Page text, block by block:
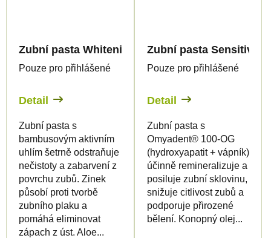
Zubní pasta Whitening s konopným olejem a
Pouze pro přihlášené
Detail
Zubní pasta s
bambusovým aktivním
uhlím šetrně odstraňuje
nečistoty a zabarvení z
povrchu zubů. Zinek
působí proti tvorbě
zubního plaku a
pomáhá eliminovat
zápach z úst. Aloe...
Zubní pasta Sensitive
Pouze pro přihlášené
Detail
Zubní pasta s
Omyadent® 100-OG
(hydroxyapatit + vápník)
účinně remineralizuje a
posiluje zubní sklovinu,
snižuje citlivost zubů a
podporuje přirozené
bělení. Konopný olej...